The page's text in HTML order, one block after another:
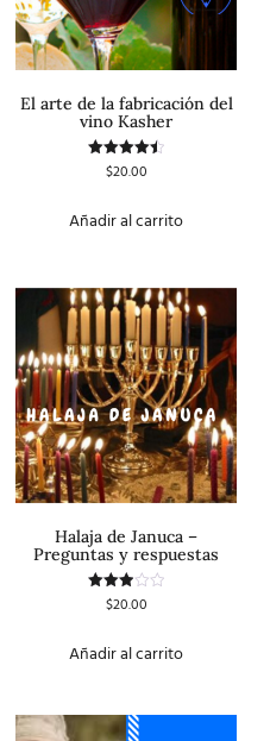
El arte de la fabricación del
vino Kasher
Valorado
$20.00
Añadir al carrito
Halaja de Januca –
Preguntas y respuestas
Valorado
con
$20.00
Añadir al carrito